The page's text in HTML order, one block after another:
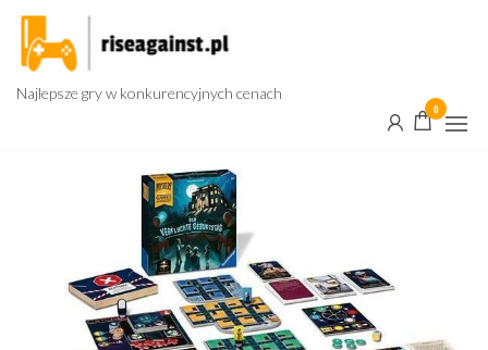
Przejdź
treści
Najlepsze gry w konkurencyjnych cenach
0